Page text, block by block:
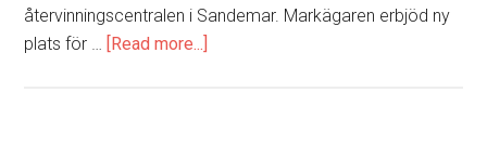
återvinningscentralen i Sandemar. Markägaren erbjöd ny
plats för …
[Read more...]